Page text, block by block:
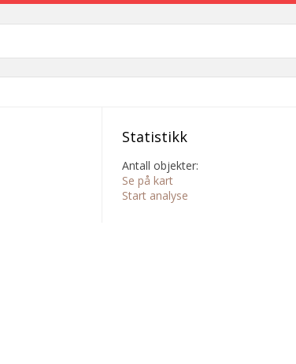
Statistikk
Antall objekter:
Se på kart
Start analyse